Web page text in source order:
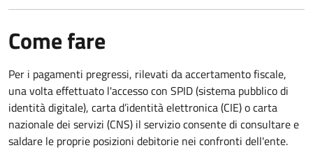
Come fare
Per i pagamenti pregressi, rilevati da accertamento fiscale,
una volta effettuato l'accesso con SPID (sistema pubblico di
identità digitale), carta d’identità elettronica (CIE) o carta
nazionale dei servizi (CNS) il servizio consente di consultare e
saldare le proprie posizioni debitorie nei confronti dell'ente.